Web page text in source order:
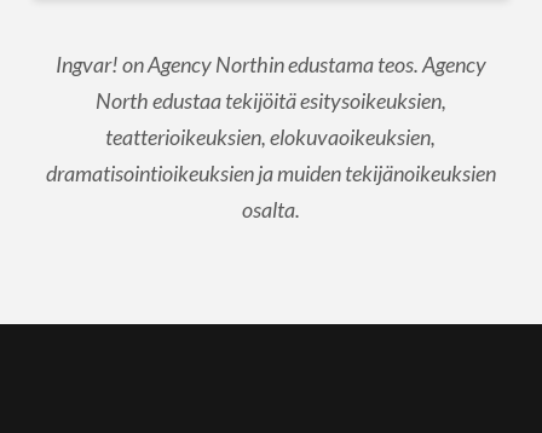
Ingvar! on Agency Northin edustama teos. Agency
North edustaa tekijöitä esitysoikeuksien,
teatterioikeuksien, elokuvaoikeuksien,
dramatisointioikeuksien ja muiden tekijänoikeuksien
osalta.